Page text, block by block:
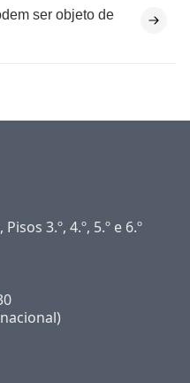
ser objeto de
3.º, 4.º, 5.º e 6.º